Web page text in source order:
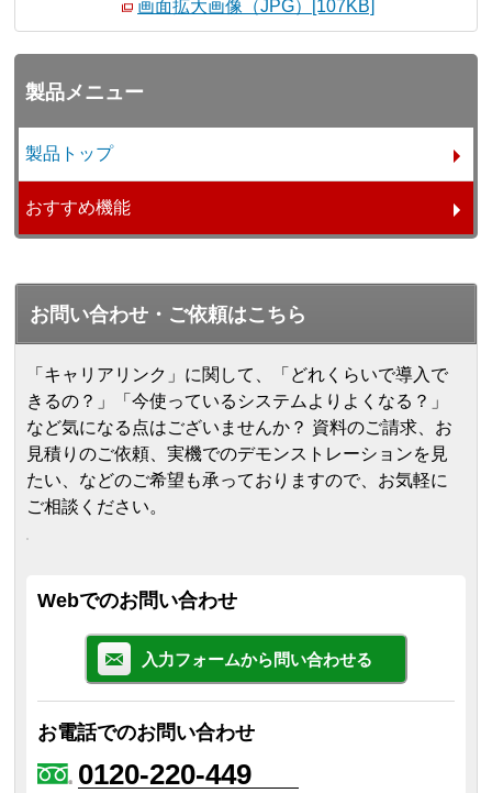
画面拡大画像（JPG）[107KB]
製品メニュー
製品トップ
おすすめ機能
お問い合わせ・ご依頼はこちら
「キャリアリンク」に関して、「どれくらいで導入で
きるの？」「今使っているシステムよりよくなる？」
など気になる点はございませんか？ 資料のご請求、お
見積りのご依頼、実機でのデモンストレーションを見
たい、などのご希望も承っておりますので、お気軽に
ご相談ください。
Webでのお問い合わせ
入力フォームから問い合わせる
お電話でのお問い合わせ
0120-220-449